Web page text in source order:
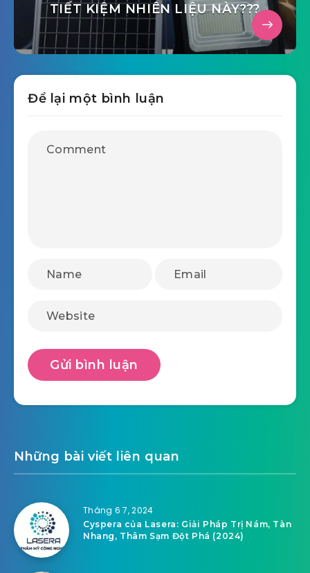
TIẾT KIỆM NHIÊN LIỆU NÀY???
Để lại một bình luận
Những bài viết liên quan
Tháng 6 7, 2024
Cyspera của Lasera: Giải Pháp Trị Nám, Tàn
Nhang, Thâm Sạm Đột Phá (2024)